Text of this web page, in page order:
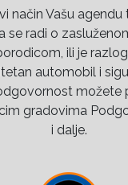
način Vašu
se radi o
ili je
automobil i
možete
gradovima
i dalje.